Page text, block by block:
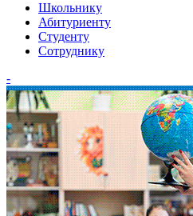
Школьнику
Абитуриенту
Студенту
Сотруднику
-